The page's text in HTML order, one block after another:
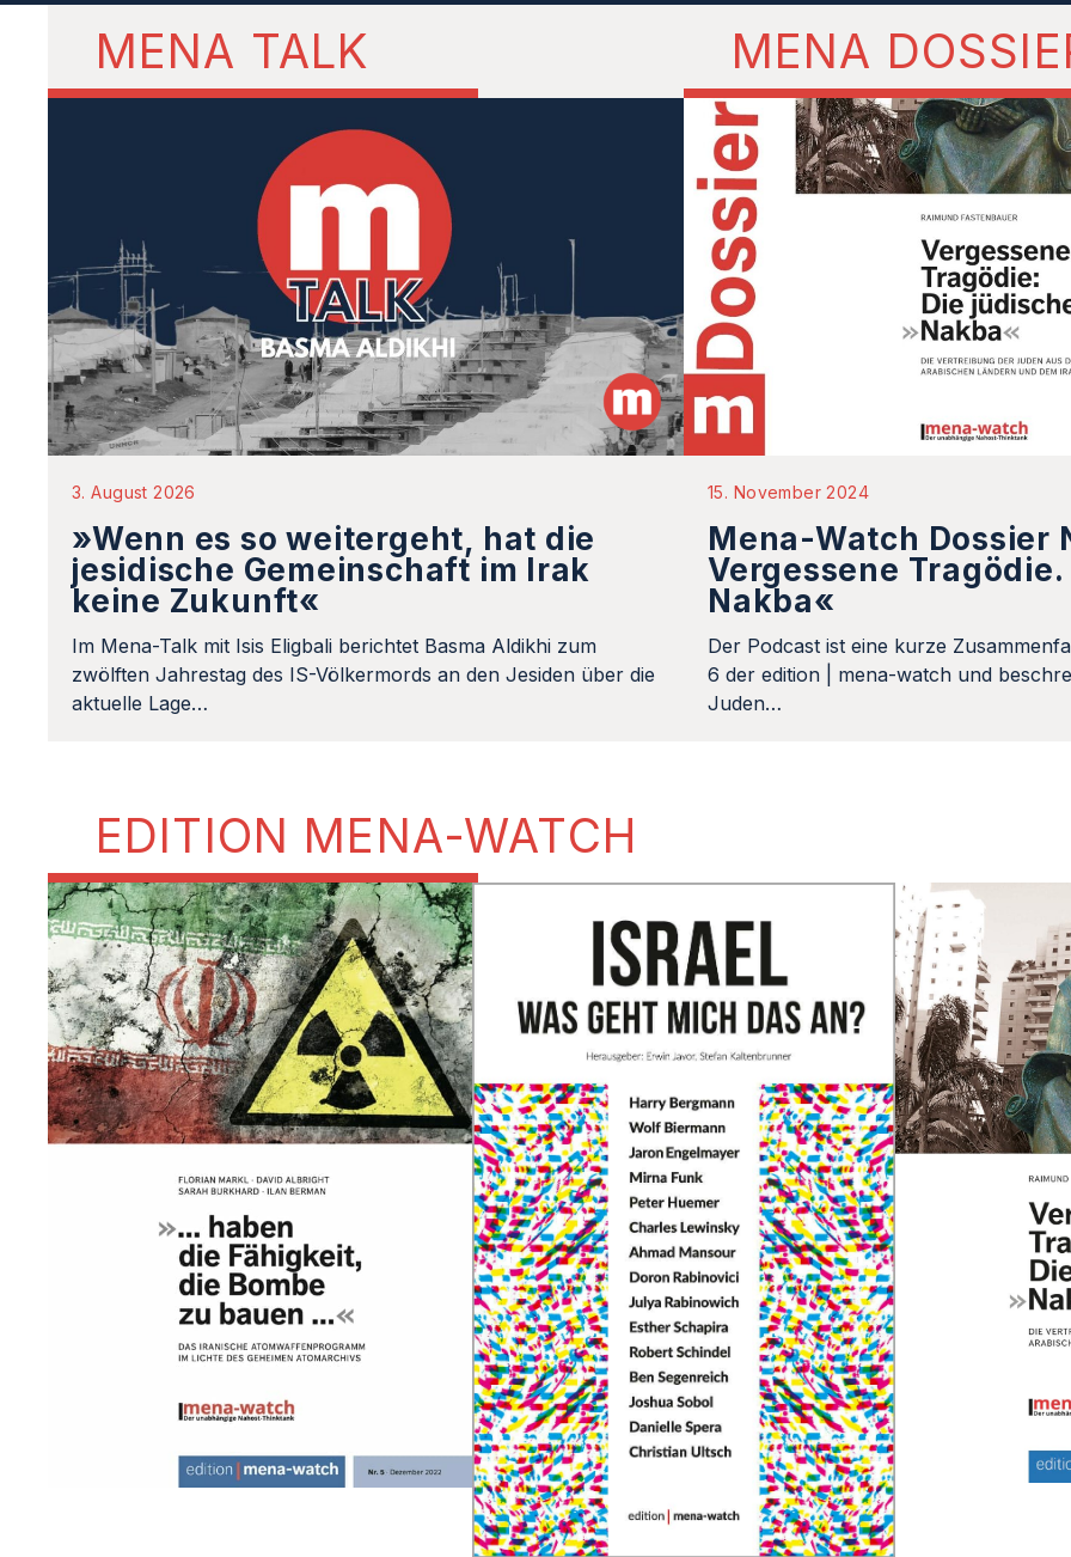
MENA TALK
3. August 2026
»Wenn es so weitergeht, hat die
jesidische Gemeinschaft im Irak
keine Zukunft«
Im Mena-Talk mit Isis Eligbali berichtet Basma Aldikhi zum
zwölften Jahrestag des IS-Völkermords an den Jesiden über die
aktuelle Lage…
MENA
15. November 2024
Mena-Watch Dossier
Vergessene
Nakba«
Der Podcast ist eine kurze
6 der edition | mena-watch und
Juden…
EDITION MENA-WATCH